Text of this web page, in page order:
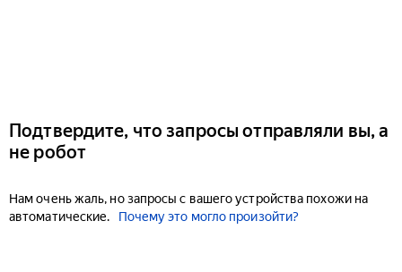
Подтвердите, что запросы отправляли вы, а
не робот
Нам очень жаль, но запросы с вашего устройства похожи на
автоматические.
Почему это могло произойти?